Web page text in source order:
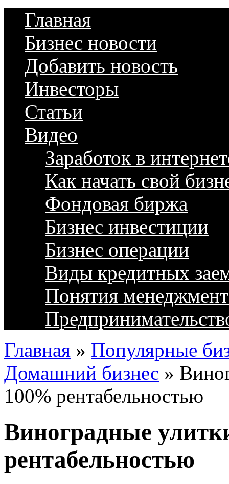
Главная
Бизнес новости
Добавить новость
Инвесторы
Статьи
Видео
Заработок в
Как начать свой
Фондовая биржа
Бизнес инвестиции
Бизнес операции
Виды кредитных
Понятия
Главная » Популярные
Домашний бизнес »
100% рентабельностью
Виноградные
рентабельностью